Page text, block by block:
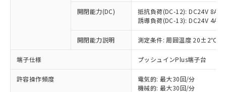
開閉能力(DC)
抵抗負荷(DC-12): DC24V 8A/
誘導負荷(DC-13): DC24V 4A/
開閉能力説明 測定条件: 周囲温度 20±2℃、
端子仕様 プッシュインPlus端子台
許容操作頻度
電気的: 最大30回/分
機械的: 最大30回/分
ことをご了承ください。
在庫状況および標準価格照会結果は、
記載している更新日時点での社内デー
タに基づき作成されるものであり、閲
覧された時点での実際の在庫および標
準価格とは異なる場合があることをご
正式な納期状況および標準価格はお客
いたものが、含有品と判明した場合などや
むを得ず変更することがあります。
*EU RoHS指令（10物質）：
鉛(Pb) 1000ppm以下、 水銀(Hg) 1000ppm以下、 カド
六価クロム(Cr(Ⅵ)) 1000ppm以下、ポリ臭化ビフェニル
類(PBB) 1000ppm以下、ポリ臭化ジフェニルエーテル類
(PBDE) 1000ppm以下、フタル酸ビス(2-エチルヘキシ
ル) (DEHP)(別名：DOP) 1000ppm以下、フタル酸ブチ
ルベンジル（BBP） 1000ppm以下、フタル酸ジブチル
基準値を超えていることを示します。
「－」：未確認です。当社販売部門へお問
ム) : 100ppm、
Cr(Ⅵ)(六価クロム) : 1000ppm、 PBBs(ポリ臭化ビフェ
ニル類) : 1000ppm、 PBDEs(ポリ臭化ジフェニルエーテ
ル類) : 1000ppm、
当社は、これら貴社製品のうち、外国
為替および外国貿易法に定める商品
（以下｢規制貨物等」という）を輸出
または国外への提供する場合は、日本
国政府の輸出許可(または役務取引許
可)を取得するなどの必要な手続きを
当社は規制貨物を破棄する場合は、完
説明
○ 一定数以上の在庫あり